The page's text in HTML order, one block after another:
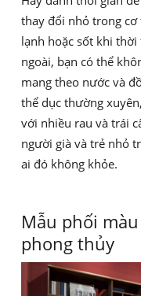
thay đổi nhỏ trong cơ
lạnh hoặc sốt khi
ngoài, bạn có thể
mang theo nước và
thể dục thường
với nhiều rau và trái
người già và trẻ nhỏ
ai đó không khỏe.
Mẫu phối
phong thủy